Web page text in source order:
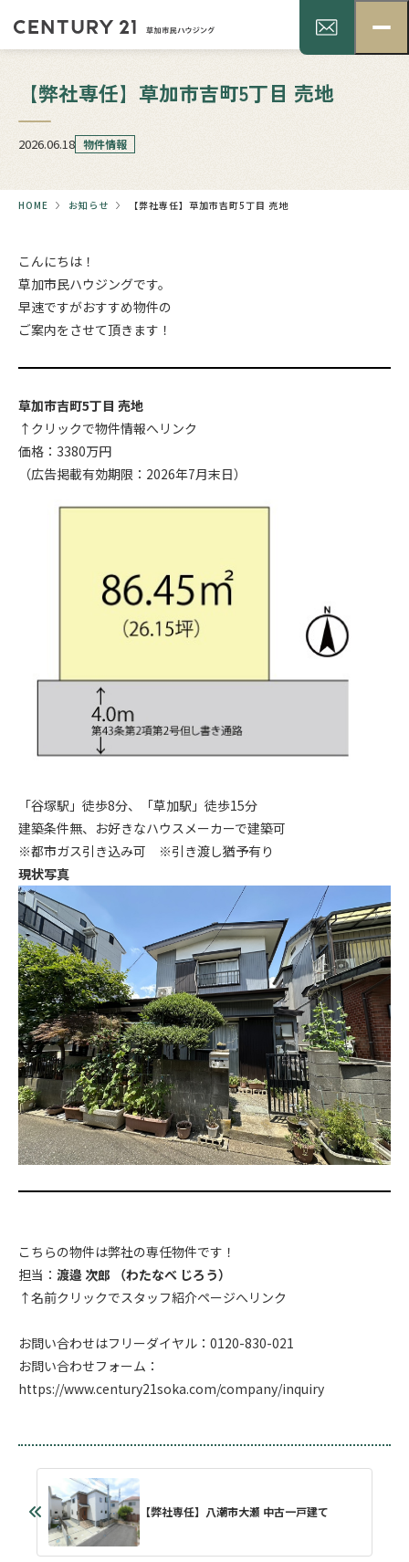
【弊社専任】草加市吉町5丁目 売地
2026.06.18 物件情報
HOME お知らせ 【弊社専任】草加市吉町5丁目 売地
こんにちは！
草加市民ハウジングです。
早速ですがおすすめ物件の
ご案内をさせて頂きます！
草加市吉町5丁目 売地
↑クリックで物件情報へリンク
価格：3380万円
（広告掲載有効期限：2026年7月末日）
「谷塚駅」徒歩8分、「草加駅」徒歩15分
建築条件無、お好きなハウスメーカーで建築可
※都市ガス引き込み可 ※引き渡し猶予有り
現状写真
こちらの物件は弊社の専任物件です！
担当： 渡邉 次郎 （わたなべ じろう）
↑名前クリックでスタッフ紹介ページへリンク
お問い合わせはフリーダイヤル：0120-830-021
お問い合わせフォーム：
https://www.century21soka.com/company/inquiry
【弊社専任】八潮市大瀬 中古一戸建て